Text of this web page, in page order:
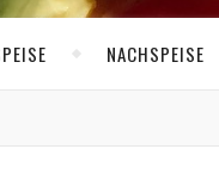
NACHSPEISE